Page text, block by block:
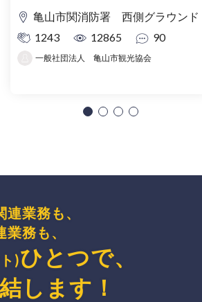
亀山市関消防署 西側グラウンド
1243
12865 90
一般社団法人 亀山市観光協会
業務も、
務も、
)ひとつで、
します ！